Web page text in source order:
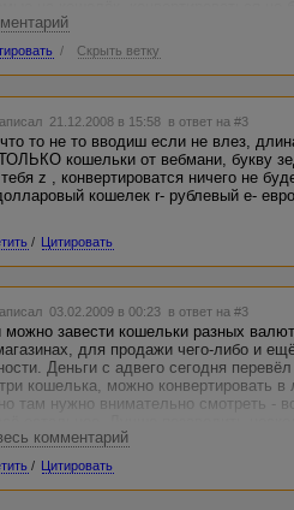
/ Скрыть ветку
21.12.2008 в 15:58 в ответ на #3
то не то вводиш если не влез,
кошельки от вебмани, букву
z , конвертироватся ничего не
кошелек r- рублевый e-
/ Цитировать
03.02.2009 в 00:23 в ответ на #3
можно завести кошельки разных
для продажи чего-либо и
Деньги с адвего сегодня
кошелька, можно конвертировать
там нужно внимательно смотреть -
и убедился, что был прав. Всё
и долго доходил до всего сам.
комментарий
/ Цитировать